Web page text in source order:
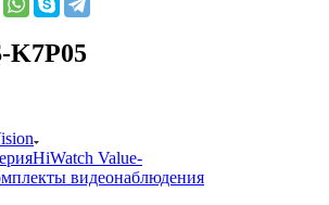
K7P05
HiWatch Value-
видеонаблюдения